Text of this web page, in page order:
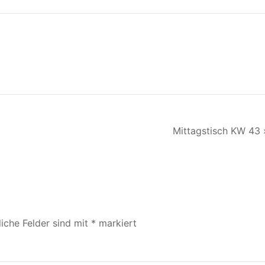
Mittagstisch KW 43
Felder sind mit * markiert